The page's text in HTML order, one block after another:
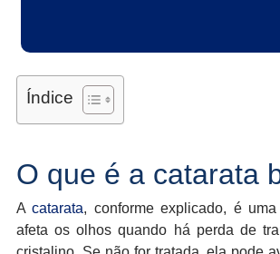
Índice
O que é a catarata
Acatarata, conforme explicado, é
afeta os olhos quando há perda de